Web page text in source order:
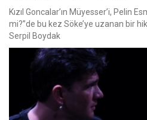
Kızıl Goncalar’ın Müyesser’i, Pelin
mi?”de bu kez Söke’ye uzanan bir
Serpil Boydak